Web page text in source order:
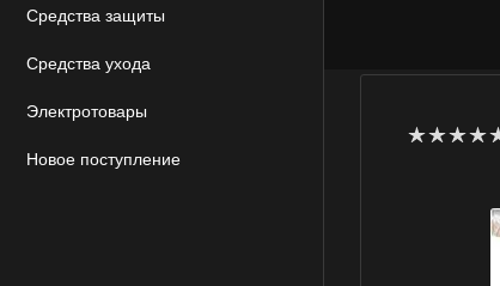
Средства защиты
Средства ухода
Электротовары
Новое поступление